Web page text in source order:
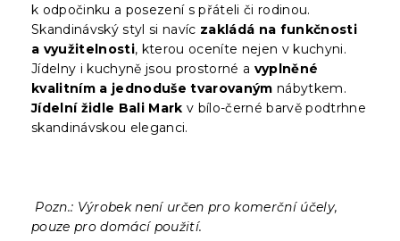
k odpočinku a posezení s přáteli či rodinou.
Skandinávský styl si navíc zakládá na funkčnosti
a využitelnosti, kterou oceníte nejen v kuchyni.
Jídelny i kuchyně jsou prostorné a vyplněné
kvalitním a jednoduše tvarovaným nábytkem.
Jídelní židle Bali Mark v bílo-černé barvě podtrhne
skandinávskou eleganci.
Pozn.: Výrobek není určen pro komerční účely,
pouze pro domácí použití.